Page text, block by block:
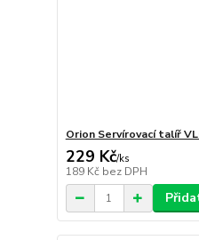
Orion Servírovací talíř
229 Kč/ks
189 Kč bez DPH